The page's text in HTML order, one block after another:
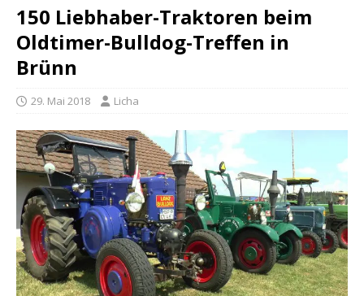
150 Liebhaber-Traktoren beim
Oldtimer-Bulldog-Treffen in
Brünn
29. Mai 2018 Licha